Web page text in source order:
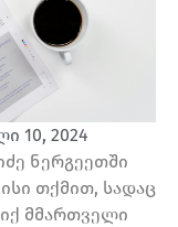
10, 2024
ნერგეეთში
თქმით, სადაც
მმართველი